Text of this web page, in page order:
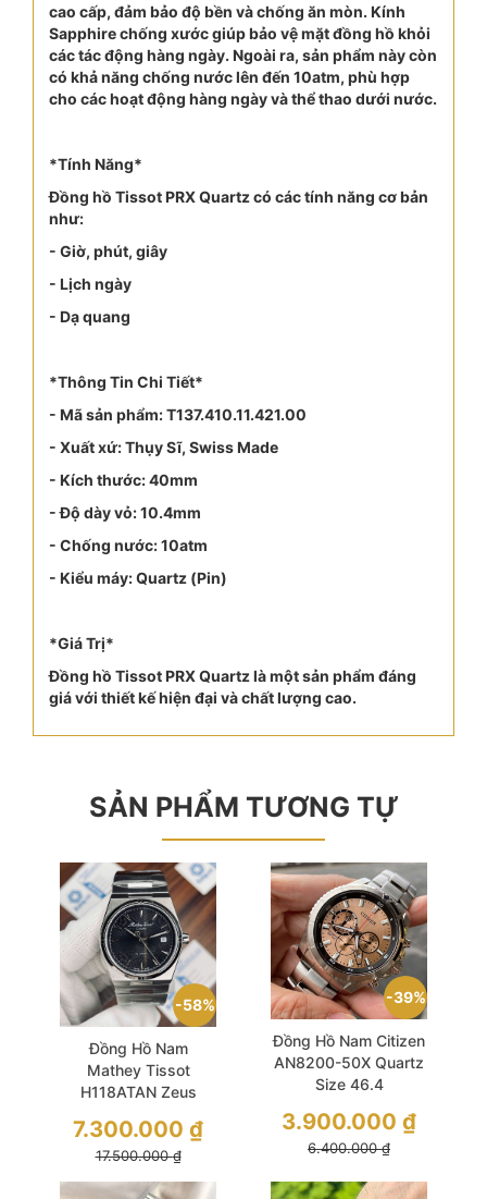
cao cấp, đảm bảo độ bền và chống ăn mòn. Kính
Sapphire chống xước giúp bảo vệ mặt đồng hồ khỏi
các tác động hàng ngày. Ngoài ra, sản phẩm này còn
có khả năng chống nước lên đến 10atm, phù hợp
cho các hoạt động hàng ngày và thể thao dưới nước.
*Tính Năng*
Đồng hồ Tissot PRX Quartz có các tính năng cơ bản
như:
- Giờ, phút, giây
- Lịch ngày
- Dạ quang
*Thông Tin Chi Tiết*
- Mã sản phẩm: T137.410.11.421.00
- Xuất xứ: Thụy Sĩ, Swiss Made
- Kích thước: 40mm
- Độ dày vỏ: 10.4mm
- Chống nước: 10atm
- Kiểu máy: Quartz (Pin)
*Giá Trị*
Đồng hồ Tissot PRX Quartz là một sản phẩm đáng
giá với thiết kế hiện đại và chất lượng cao.
SẢN PHẨM TƯƠNG TỰ
58%
Đồng Hồ Nam
Mathey Tissot
H118ATAN Zeus
Black Sapphire Glass
17.500.000₫
7.300.000 ₫
39%
Đồng Hồ Nam Citizen
AN8200-50X Quartz
Size 46.4
Watch
6.400.000₫
3.900.000 ₫